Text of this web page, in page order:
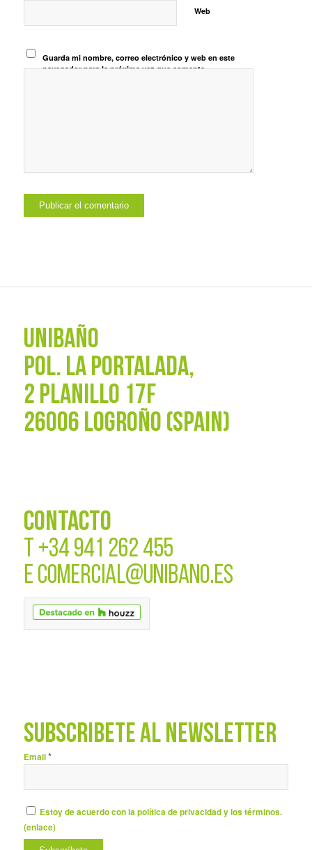
Web
Guarda mi nombre, correo electrónico y web en este
navegador para la próxima vez que comente.
UNIBAÑO
POL. La Portalada,
2 PLANILLO 17F
26006 LOGROÑO (SPAIN)
CONTACTO
T +34 941 262 455
E COMERCIAL@UNIBANO.ES
SUBSCRÍBETE AL NEWSLETTER
Email*
Estoy de acuerdo con la política de privacidad y los términos.
(enlace)